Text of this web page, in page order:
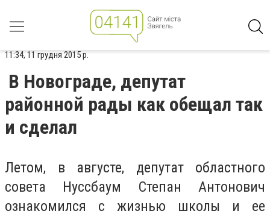
11:34, 11 грудня 2015 р.
В Новограде, депутат
районной рады как обещал так
и сделал
Летом, в августе, депутат областного
совета Нуссбаум Степан Антонович
ознакомился с жизнью школы и ее